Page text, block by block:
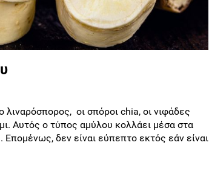
οι σπόροι chia, οι νιφάδες
Αυτός ο τύπος αμύλου κολλάει μέσα στα
δεν είναι εύπεπτο εκτός εάν είναι